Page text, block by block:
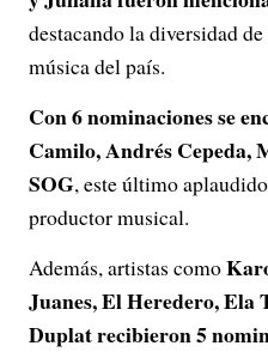
destacando la diversidad
música del país.
Con 6 nominaciones se
Camilo, Andrés Cepeda,
SOG, este último
productor musical.
Además, artistas como
Juanes, El Heredero, Ela
Duplat recibieron 5